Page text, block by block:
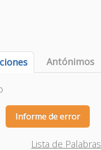
Antónimos
Informe de error
Lista de Palabras